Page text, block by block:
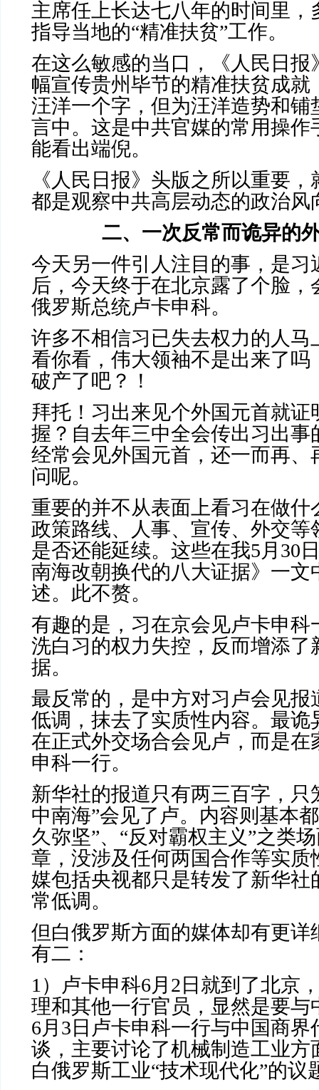
主席任上长达七八年的时间里，
指导当地的“精准扶贫”工作。
在这么敏感的当口，《人民日报
幅宣传贵州毕节的精准扶贫成就
汪洋一个字，但为汪洋造势和铺
言中。这是中共官媒的常用操作
能看出端倪。
《人民日报》头版之所以重要
都是观察中共高层动态的政治风
二、一次反常而诡异的
今天另一件引人注目的事，是习
后，今天终于在北京露了个脸，
俄罗斯总统卢卡申科。
许多不相信习已失去权力的人马
看你看，伟大领袖不是出来了吗
破产了吧？！
拜托！习出来见个外国元首就证
握？自去年三中全会传出习出事
经常会见外国元首，还一而再、
问呢。
重要的并不从表面上看习在做什
政策路线、人事、宣传、外交等
是否还能延续。这些在我5月 30
南海改朝换代的八大证据》一文
述。此不赘。
有趣的是，习在京会见卢卡申科
洗白习的权力失控，反而增添了
据。
最反常的，是中方对习卢会见报
低调，抹去了实质性内容。最诡
在正式外交场合会见卢，而是在
申科一行。
新华社的报道只有两三百字，只
中南海”会见了卢。内容则基本
久弥坚”、“反对霸权主义”之类
章，没涉及任何两国合作等实质
媒包括央视都只是转发了新华社
常低调。
但白俄罗斯方面的媒体却有更详
有二：
1 ）卢卡申科6月 2 日就到了北京
理和其他一行官员，显然是要与
6月 3 日卢卡申科一行与中国商界
谈，主要讨论了机械制造工业方
白俄罗斯工业“技术现代化”的议